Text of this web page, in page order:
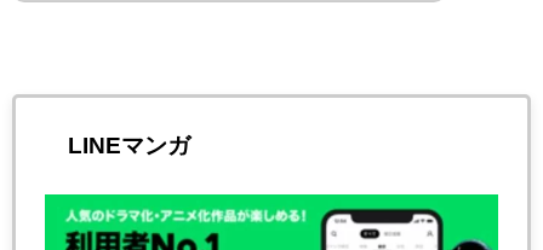
LINEマンガ